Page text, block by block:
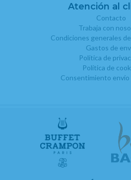
Atención al
Contacto
Trabaja con
Condiciones generales
Gastos de
Política de
Política de
Consentimiento envío